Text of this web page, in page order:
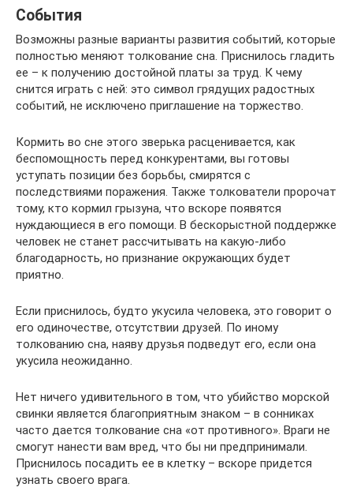
События
Возможны разные варианты развития событий, которые
полностью меняют толкование сна. Приснилось гладить
ее – к получению достойной платы за труд. К чему
снится играть с ней: это символ грядущих радостных
событий, не исключено приглашение на торжество.
Кормить во сне этого зверька расценивается, как
беспомощность перед конкурентами, вы готовы
уступать позиции без борьбы, смирятся с
последствиями поражения. Также толкователи пророчат
тому, кто кормил грызуна, что вскоре появятся
нуждающиеся в его помощи. В бескорыстной поддержке
человек не станет рассчитывать на какую-либо
благодарность, но признание окружающих будет
приятно.
Если приснилось, будто укусила человека, это говорит о
его одиночестве, отсутствии друзей. По иному
толкованию сна, наяву друзья подведут его, если она
укусила неожиданно.
Нет ничего удивительного в том, что убийство морской
свинки является благоприятным знаком – в сонниках
часто дается толкование сна «от противного». Враги не
смогут нанести вам вред, что бы ни предпринимали.
Приснилось посадить ее в клетку – вскоре придется
узнать своего врага.